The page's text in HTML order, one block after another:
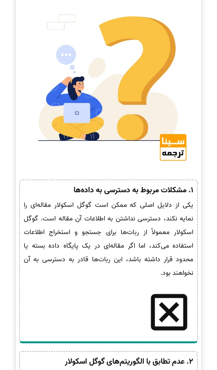
1. مشکلات مربوط به دسترسی به داده‌ها
یکی از دلایل اصلی که ممکن است گوگل اسکولار مقاله‌ای را
نمایه نکند، دسترسی نداشتن به اطلاعات آن مقاله است. گوگل
اسکولار معمولاً از ربات‌ها برای جستجو و استخراج اطلاعات
استفاده می‌کند، اما اگر مقاله‌ای در یک پایگاه داده بسته یا
محدود قرار داشته باشد، این ربات‌ها قادر به دسترسی به آن
نخواهند بود.
2. عدم تطابق با الگوریتم‌های گوگل اسکولار